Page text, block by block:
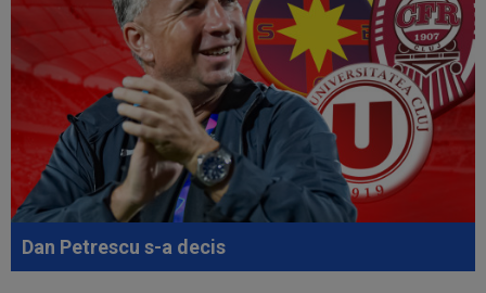
Univeristatea Craiova! Ambulanța a intrat pe teren...
19:27 EXCLUSIV
Adrian Cristea a vorbit despre
problemele lui Cătălin Cîrjan: "Are de suferit"
Dan Petrescu s-a decis